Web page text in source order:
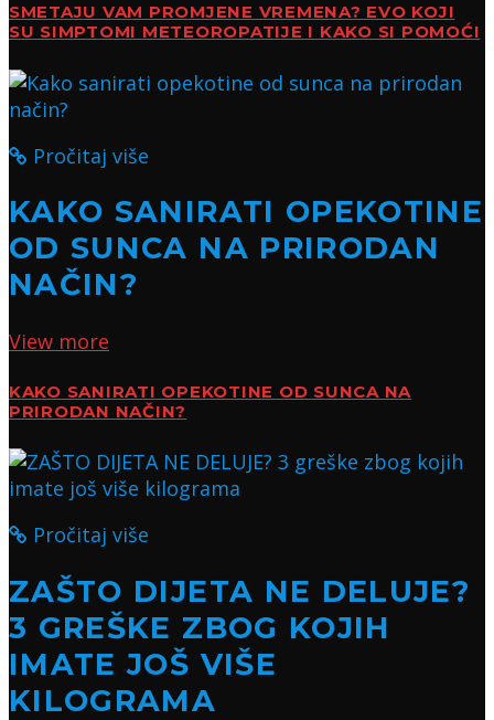
SMETAJU VAM PROMJENE VREMENA? EVO KOJI
SU SIMPTOMI METEOROPATIJE I KAKO SI POMOĆI
Pročitaj više
KAKO SANIRATI OPEKOTINE
OD SUNCA NA PRIRODAN
NAČIN?
View more
KAKO SANIRATI OPEKOTINE OD SUNCA NA
PRIRODAN NAČIN?
Pročitaj više
ZAŠTO DIJETA NE DELUJE?
3 GREŠKE ZBOG KOJIH
IMATE JOŠ VIŠE
KILOGRAMA